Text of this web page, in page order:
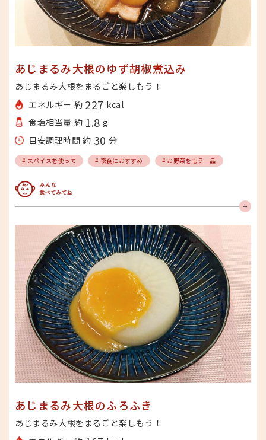
あじまるみ大根のゆず胡椒煮込み
あじまるみ大根をまるごと楽しもう！
エネルギー 約 227 kcal
食塩相当量 約 1.8 g
目安調理時間 約 30 分
# スパイスを使って # 夜食におすすめ # お野菜をもう一品
みんな食べてみてね
あじまるみ大根のふろふき
あじまるみ大根をまるごと楽しもう！